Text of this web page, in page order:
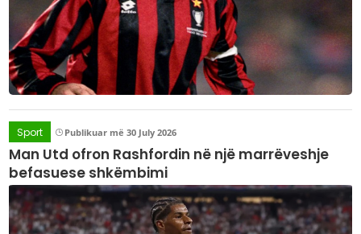
Sport Publikuar më 30 July 2026
Man Utd ofron Rashfordin në një marrëveshje
befasuese shkëmbimi